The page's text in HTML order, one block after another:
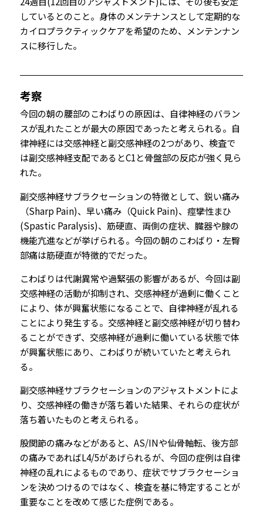
しているとのこと。身体のメンテナンスとして定期的な
カイロプラクティックケアを希望のため、メンテンナン
スに移行した。
考察
今回の朝の腰部のこわばりの原因は、自律神経のバラン
スが乱れたことが最大の原因であったと考えられる。自
律神経には交感神経と副交感神経の2つがあり、検査で
は副交感神経支配であるとC1と骨盤部の反応が強く見ら
れた。
副交感神経サブラクセーションの特徴として、鋭い痛み
（Sharp Pain)、早い痛み（Quick Pain)、痙攣性まひ
(Spastic Paralysis)、筋硬直、両側の症状、臓器や腺の
機能亢進などが挙げられる。今回の朝のこわばり・左臀
部痛は筋硬直が特徴的でだった。
こわばりは代謝異常や過緊張の影響があるが、今回は副
交感神経の活動が抑制され、交感神経が過剰に働くこと
により、体が興奮状態になることで、自律神経が乱れる
ことにより発生する。交感神経と副交感神経が切り替わ
ることができず、交感神経が過剰に働いている状態で体
が興奮状態にあり、こわばりが続いていたと考えられ
る。
副交感神経サブラクセーションのアジャストメントによ
り、交感神経の働きが落ち着いた結果、それらの症状が
落ち着いたものと考えられる。
股関節の痛みなどがあると、AS/INや仙骨軸転、後方部
の痛みであればL4/5があげられるが、今回の症例は自律
神経の乱れによるものであり、症状でサブラクセーショ
ンを決めつけるのではなく、検査を基に特定することが
重要なことを改めて感じた症例である。